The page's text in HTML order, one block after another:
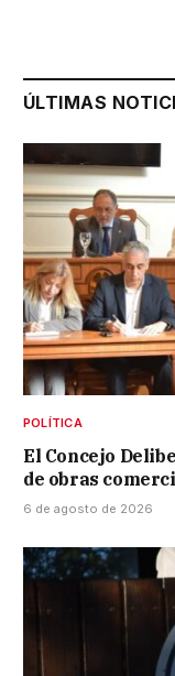
ÚLTIMAS
POLÍTICA
El Concejo
de obras
6 de agosto de 2026